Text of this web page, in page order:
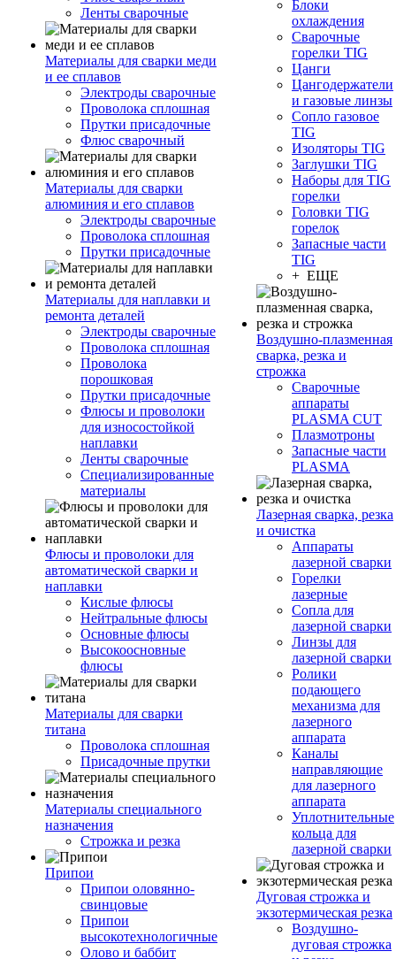
Ленты сварочные
Материалы для сварки меди
и ее сплавов
Электроды сварочные
Проволока сплошная
Прутки присадочные
Флюс сварочный
Материалы для сварки
алюминия и его сплавов
Электроды сварочные
Проволока сплошная
Прутки присадочные
Материалы для наплавки и
ремонта деталей
Электроды сварочные
Проволока сплошная
Проволока
порошковая
Прутки присадочные
Флюсы и проволоки
для износостойкой
наплавки
Ленты сварочные
Специализированные
материалы
Флюсы и проволоки для
автоматической сварки и
наплавки
Кислые флюсы
Нейтральные флюсы
Основные флюсы
Высокоосновные
флюсы
Материалы для сварки
титана
Проволока сплошная
Присадочные прутки
Материалы специального
назначения
Строжка и резка
Припои
Припои оловянно-
свинцовые
Припои
высокотехнологичные
Олово и баббит
Блоки
охлаждения
Сварочные
горелки TIG
Цанги
Цангодержатели
и газовые линзы
Сопло газовое
TIG
Изоляторы TIG
Заглушки TIG
Наборы для TIG
горелки
Головки TIG
горелок
Запасные части
TIG
+ ЕЩЕ
Воздушно-плазменная
сварка, резка и
строжка
Сварочные
аппараты
PLASMA CUT
Плазмотроны
Запасные части
PLASMA
Лазерная сварка, резка
и очистка
Аппараты
лазерной сварки
Горелки
лазерные
Сопла для
лазерной сварки
Линзы для
лазерной сварки
Ролики
подающего
механизма для
лазерного
аппарата
Каналы
направляющие
для лазерного
аппарата
Уплотнительные
кольца для
лазерной сварки
Дуговая строжка и
экзотермическая резка
Воздушно-
дуговая строжка